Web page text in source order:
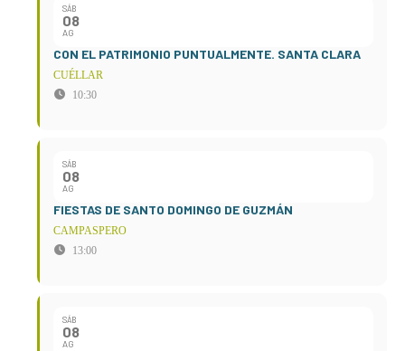
SÁB
08
AG
CON EL PATRIMONIO PUNTUALMENTE. SANTA CLARA
CUÉLLAR
10:30
SÁB
08
AG
FIESTAS DE SANTO DOMINGO DE GUZMÁN
CAMPASPERO
13:00
SÁB
08
AG